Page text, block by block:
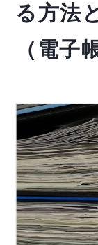
る方法
（電子